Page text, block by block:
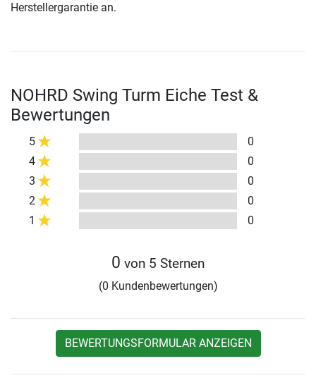
Herstellergarantie an.
NOHRD Swing Turm Eiche Test &
Bewertungen
5
0
4
0
3
0
2
0
1
0
0 von 5 Sternen
(0 Kundenbewertungen)
BEWERTUNGSFORMULAR ANZEIGEN